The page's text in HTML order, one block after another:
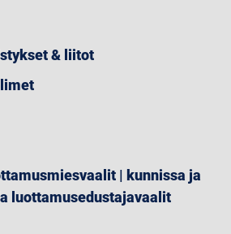
& liitot
| kunnissa ja
luottamusedustajavaalit